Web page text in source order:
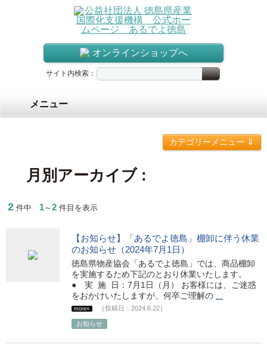
オンラインショップへ
サイト内検索：
メニュー
カテゴリーメニュー⇓
月別アーカイブ :
2 件中 1～ 2 件目を表示
【お知らせ】「あるでよ徳島」棚卸に伴う休業
のお知らせ（2024年7月1日）
徳島県物産協会「あるでよ徳島」では、商品棚卸
を実施するため下記のとおり休業いたします。
● 実 施 日：7月1日（月） お客様には、ご迷惑
をおかけいたしますが、何卒ご理解の
more» ［投稿日：2024.6.22］
お知らせ